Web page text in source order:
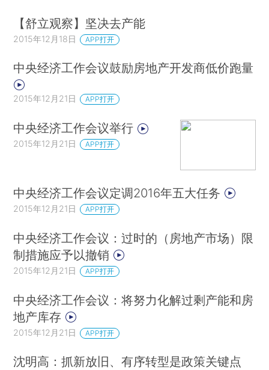
【舒立观察】坚决去产能
2015年12月18日 APP打开
中央经济工作会议鼓励房地产开发商低价跑量
2015年12月21日 APP打开
中央经济工作会议举行
2015年12月21日 APP打开
中央经济工作会议定调2016年五大任务
2015年12月21日 APP打开
中央经济工作会议：过时的（房地产市场）限
制措施应予以撤销
2015年12月21日 APP打开
中央经济工作会议：将努力化解过剩产能和房
地产库存
2015年12月21日 APP打开
沈明高：抓新放旧、有序转型是政策关键点